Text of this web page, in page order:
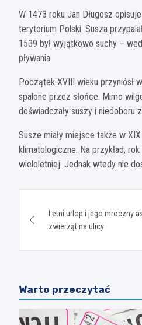
W 1473 roku Jan Długosz
terytorium Polski. Susza
1539 był wyjątkowo suchy –
pływania.
Początek XVIII wieku przyniósł
spalone przez słońce. Mimo
doświadczały suszy i niedoboru
Susze miały miejsce także w
klimatologiczne. Na przykład,
wieloletniej. Jednak wtedy nie
wpisuLetni urlop i jego mroczny
zwierząt na ulicy
Warto przeczytać